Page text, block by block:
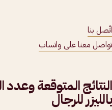
اتّصل بنا
تواصل معنا على واتساب
النتائج المتوقعة وعدد
بالليزر للرجال